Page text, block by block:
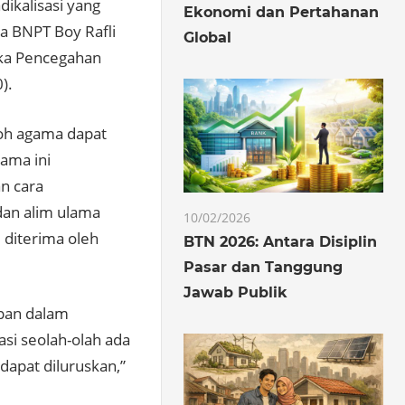
yang
BNPT Boy Rafli
Pencegahan
agama dapat
ini
cara
alim ulama
diterima oleh
dalam
seolah-olah ada
diluruskan,”
Ekonomi dan Pertahanan
Global
10/02/2026
BTN 2026: Antara Disiplin
Pasar dan Tanggung
Jawab Publik